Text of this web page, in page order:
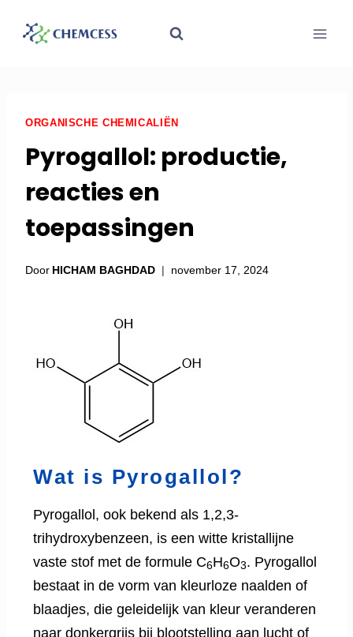
ORGANISCHE CHEMICALIËN
Pyrogallol: productie,
reacties en
toepassingen
Door HICHAM BAGHDAD november 17, 2024
Wat is Pyrogallol?
Pyrogallol, ook bekend als 1,2,3-
trihydroxybenzeen, is een witte kristallijne
vaste stof met de formule C6H6O3. Pyrogallol
bestaat in de vorm van kleurloze naalden of
blaadjes, die geleidelijk van kleur veranderen
naar donkergrijs bij blootstelling aan lucht of